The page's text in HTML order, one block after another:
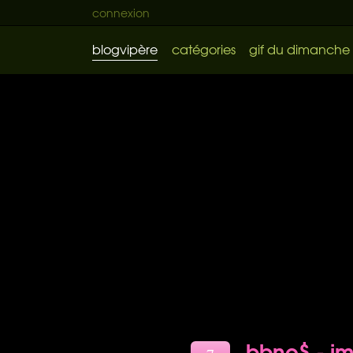
connexion
blogvipère catégories gif du dimanche